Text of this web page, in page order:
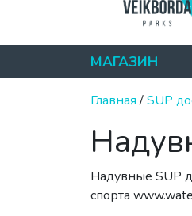
МАГАЗИН
Главная/SUP
Надувные SUP
спорта